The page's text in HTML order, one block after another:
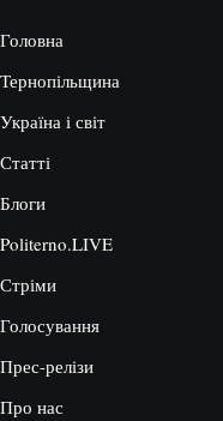
Головна
Тернопільщина
Україна і світ
Статті
Блоги
Politerno.LIVE
Стріми
Голосування
Прес-релізи
Про нас